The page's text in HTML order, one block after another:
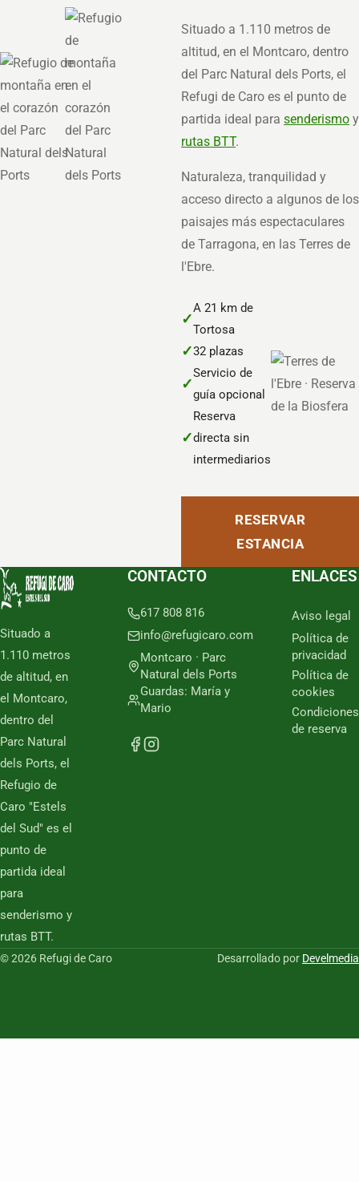
Situado a 1.110 metros de
altitud, en el Montcaro, dentro
del Parc Natural dels Ports, el
Refugi de Caro es el punto de
partida ideal para senderismo y
rutas BTT.
Naturaleza, tranquilidad y
acceso directo a algunos de los
paisajes más espectaculares
de Tarragona, en las Terres de
l'Ebre.
✓
A 21 km de
Tortosa
✓32 plazas
✓
Servicio de
guía opcional
✓
Reserva
directa sin
intermediarios
RESERVAR
ESTANCIA
Situado a
1.110 metros
de altitud, en
el Montcaro,
dentro del
Parc Natural
dels Ports, el
Refugio de
Caro "Estels
del Sud" es el
punto de
partida ideal
para
senderismo y
rutas BTT.
CONTACTO
617 808 816
info@refugicaro.com
Montcaro · Parc
Natural dels Ports
Guardas: María y
Mario
ENLACES
Aviso legal
Política de
privacidad
Política de
cookies
Condiciones
de reserva
© 2026 Refugi de Caro Desarrollado por Develmedia